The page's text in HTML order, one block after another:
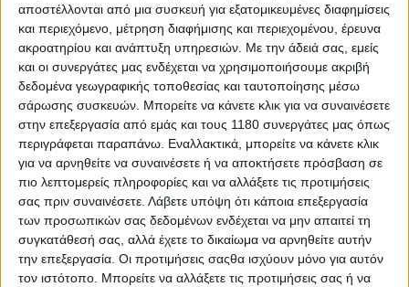
αποστέλλονται από μια συσκευή για εξατομικευμένες διαφημίσεις
και περιεχόμενο, μέτρηση διαφήμισης και περιεχομένου, έρευνα
ακροατηρίου και ανάπτυξη υπηρεσιών. Με την άδειά σας, εμείς
και οι συνεργάτες μας ενδέχεται να χρησιμοποιήσουμε ακριβή
δεδομένα γεωγραφικής τοποθεσίας και ταυτοποίησης μέσω
σάρωσης συσκευών. Μπορείτε να κάνετε κλικ για να συναινέσετε
στην επεξεργασία από εμάς και τους 1180 συνεργάτες μας όπως
περιγράφεται παραπάνω. Εναλλακτικά, μπορείτε να κάνετε κλικ
για να αρνηθείτε να συναινέσετε ή να αποκτήσετε πρόσβαση σε
πιο λεπτομερείς πληροφορίες και να αλλάξετε τις προτιμήσεις
σας πριν συναινέσετε. Λάβετε υπόψη ότι κάποια επεξεργασία
των προσωπικών σας δεδομένων ενδέχεται να μην απαιτεί τη
συγκατάθεσή σας, αλλά έχετε το δικαίωμα να αρνηθείτε αυτήν
την επεξεργασία. Οι προτιμήσεις σαςθα ισχύουν μόνο για αυτόν
τον ιστότοπο. Μπορείτε να αλλάξετε τις προτιμήσεις σας ή να
Τα ανασχεδιασμένα πλαϊνά πλαστικά του φαίρινγκ
διατηρούν τον "διπλής στρώσης" σχεδιασμό που
γνωρίζουμε από την απερχόμενη RS 660, ο οποίος
βελτιώνει την προστασία του αναβάτη με την εκτροπή
ζεστού αέρα που θα έφτανε διαφορετικά σε αυτόν από
τον κινητήρα, ενώ μειώνει και τη γενικότερη πίεση
του αέρα.